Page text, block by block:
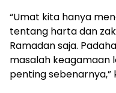
“Umat kita hanya
tentang harta dan
Ramadan saja.
masalah keagamaan
penting sebenarnya,”